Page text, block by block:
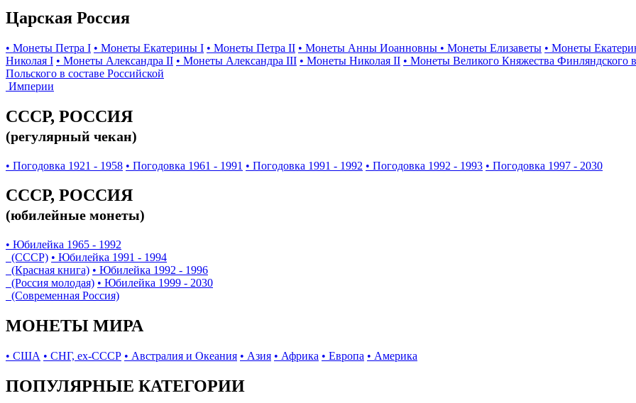
Царская Россия
• Монеты Петра I • Монеты Екатерины I • Монеты Петра II • Монеты Анны Иоанновны • Монеты Елизаветы • Монеты
Николая I • Монеты Александра II • Монеты Александра III • Монеты Николая II • Монеты Великого Княжества Финляндского
Польского в составе Российской
Империи
СССР, РОССИЯ
(регулярный чекан)
• Погодовка 1921 - 1958 • Погодовка 1961 - 1991 • Погодовка 1991 - 1992 • Погодовка 1992 - 1993 • Погодовка 1997 - 2030
СССР, РОССИЯ
(юбилейные монеты)
• Юбилейка 1965 - 1992
(СССР) • Юбилейка 1991 - 1994
(Красная книга) • Юбилейка 1992 - 1996
(Россия молодая) • Юбилейка 1999 - 2030
(Современная Россия)
МОНЕТЫ МИРА
• США • СНГ, ex-СССР • Австралия и Океания • Азия • Африка • Европа • Америка
ПОПУЛЯРНЫЕ КАТЕГОРИИ